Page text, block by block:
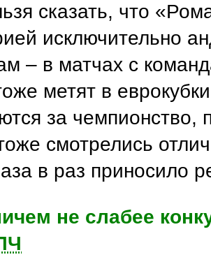
сказать, что
исключительно
– в матчах с
метят в
за чемпионство,
смотрелись
в раз приносило
не слабее